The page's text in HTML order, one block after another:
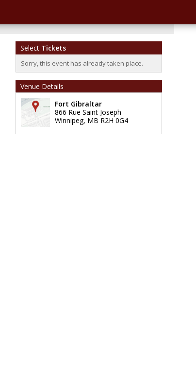
Select Tickets
Sorry, this event has already taken place.
Venue Details
Fort Gibraltar
866 Rue Saint Joseph
Winnipeg, MB R2H 0G4